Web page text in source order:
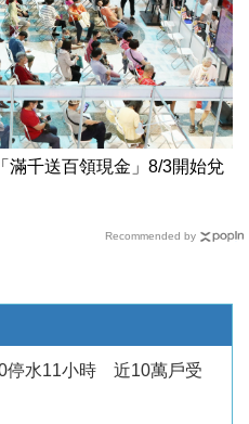
千送百領現金」8/3開始兌
Recommended by
停水11小時 近10萬戶受